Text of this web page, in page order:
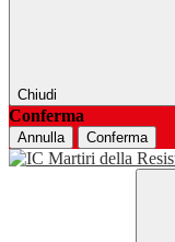
Chiudi
Conferma
Annulla Conferma